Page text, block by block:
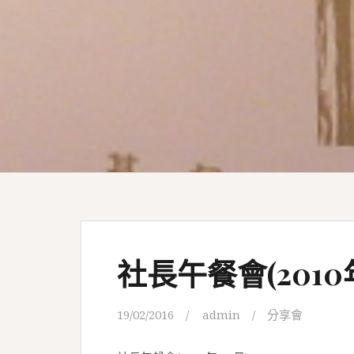
社長午餐會(2010
19/02/2016 admin 分享會